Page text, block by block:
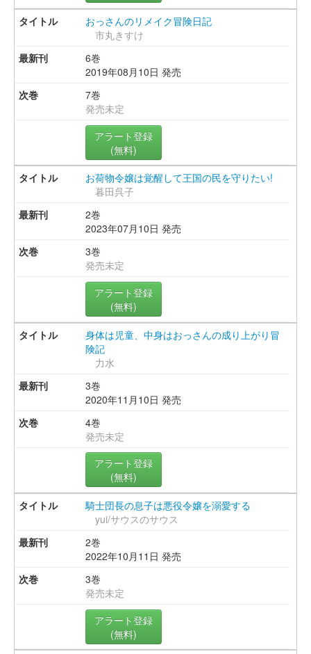
おっさんのリメイク冒険日記
市丸きすけ
6巻
2019年08月10日 発売
7巻
発売未定
アラート登録
(無料)
お荷物令嬢は覚醒して王国の民を守りたい!
暮田呉子
2巻
2023年07月10日 発売
3巻
発売未定
アラート登録
(無料)
身体は児童、中身はおっさんの成り上がり冒
険記
力水
3巻
2020年11月10日 発売
4巻
発売未定
アラート登録
(無料)
騎士団長の息子は悪役令嬢を溺愛する
yui/サウスのサウス
2巻
2022年10月11日 発売
3巻
発売未定
アラート登録
(無料)